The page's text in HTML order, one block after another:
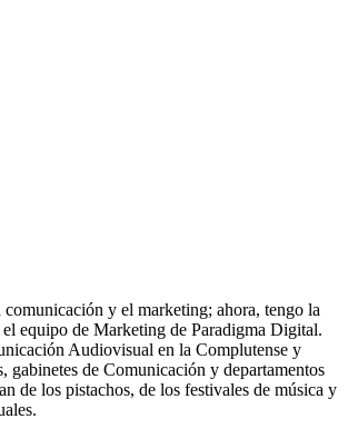
comunicación y el marketing; ahora, tengo la
el equipo de Marketing de Paradigma Digital.
Audiovisual en la Complutense y
gabinetes de Comunicación y departamentos
de los pistachos, de los festivales de música y